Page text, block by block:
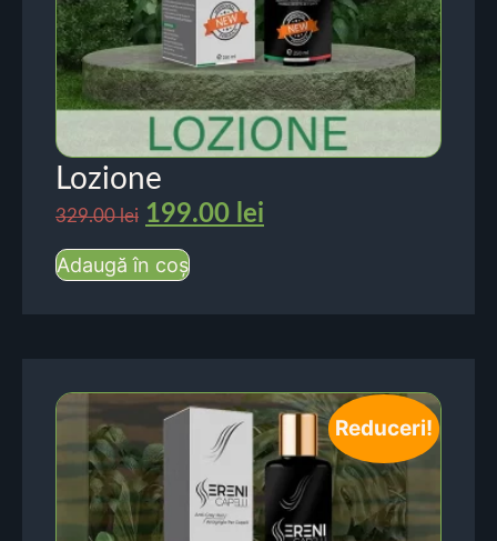
Lozione
329.00lei 199.00 lei
Adaugă în coș
Reduceri!